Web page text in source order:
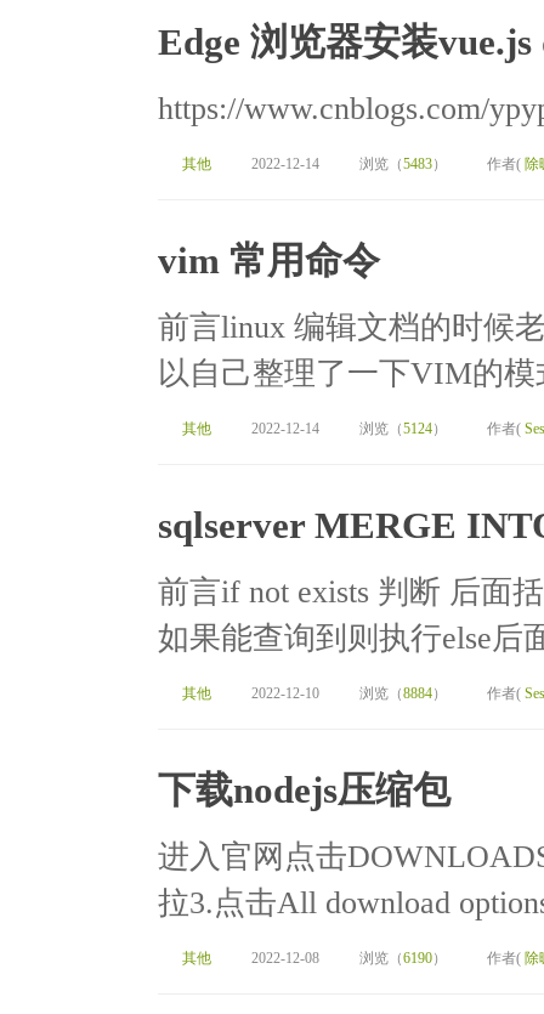
Edge 浏览器安装
https://www.cnblogs.com/
其他 2022-12-14 浏览（5483） 作者( 除
vim 常用命令
前言linux 编辑文档的时候
以自己整理了一下VIM的
其他 2022-12-14 浏览（5124） 作者(
sqlserver MERGE
前言if not exists 判断 后面
如果能查询到则执行else后
其他 2022-12-10 浏览（8884） 作者(
下载nodejs压缩包
进入官网点击
拉3.点击All download
其他 2022-12-08 浏览（6190） 作者( 除